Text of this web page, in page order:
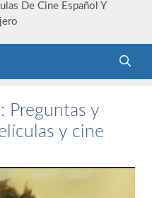
De Cine Español Y
Preguntas y
y cine